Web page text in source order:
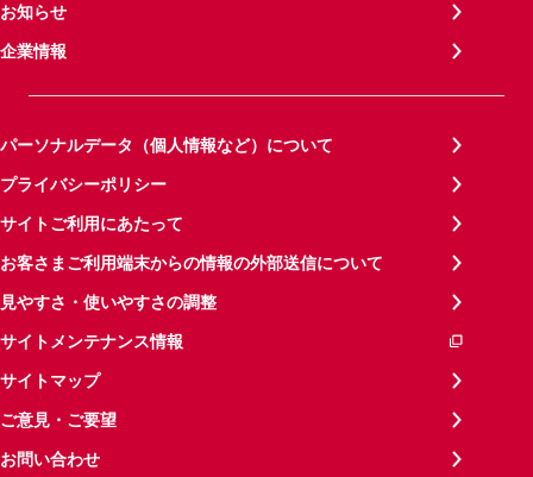
お知らせ
企業情報
パーソナルデータ（個人情報など）について
プライバシーポリシー
サイトご利用にあたって
お客さまご利用端末からの情報の外部送信について
見やすさ・使いやすさの調整
サイトメンテナンス情報
サイトマップ
ご意見・ご要望
お問い合わせ